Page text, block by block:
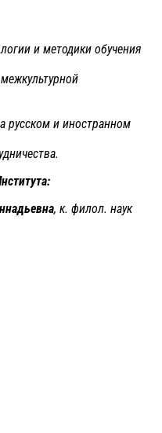
и методики обучения
русском и иностранном
, к. филол. наук